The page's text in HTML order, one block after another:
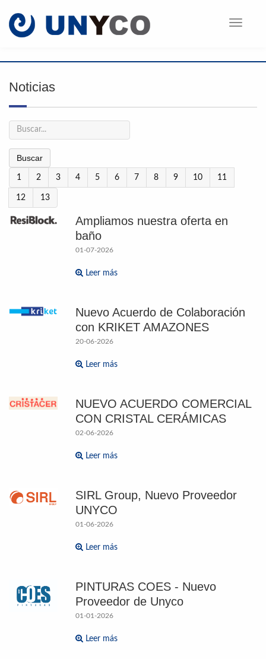
Toggle
Noticias
Buscar
1 2 3 4 5 6 7 8 9 10 11
12 13
Ampliamos nuestra oferta en
baño
01-07-2026
Leer más
Nuevo Acuerdo de Colaboración
con KRIKET AMAZONES
20-06-2026
Leer más
NUEVO ACUERDO COMERCIAL
CON CRISTAL CERÁMICAS
02-06-2026
Leer más
SIRL Group, Nuevo Proveedor
UNYCO
01-06-2026
Leer más
PINTURAS COES - Nuevo
Proveedor de Unyco
01-01-2026
Leer más